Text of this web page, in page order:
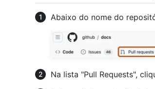
Abaixo do nome do
Na lista "Pull Requests",